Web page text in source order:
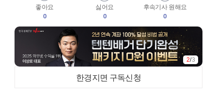
좋아요
0
싫어요
0
후속기사 원해요
0
3/3
한경지면 구독신청